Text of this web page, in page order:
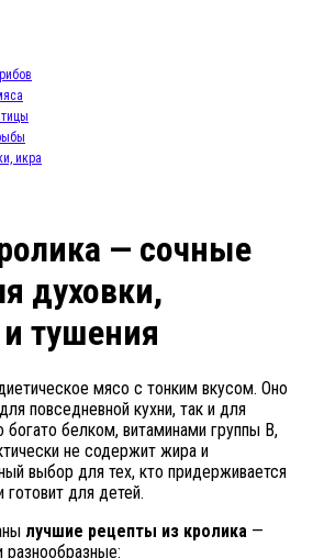
икра
— сочные
духовки,
тушения
мясо с тонким вкусом. Оно
повседневной кухни, так и для
белком, витаминами группы B,
не содержит жира и
выбор для тех, кто придерживается
готовит для детей.
лучшие рецепты из кролика —
разнообразные: